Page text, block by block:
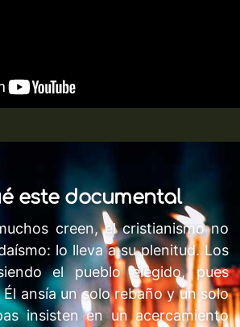
este documental
creen, el cristianismo no
lo lleva a su plenitud. Los
el pueblo elegido, pues
ansía un solo rebaño y un solo
insisten en un acercamiento